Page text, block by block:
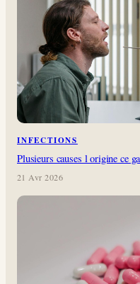
INFECTIONS
Plusieurs causes l origine ce
21 Avr 2026